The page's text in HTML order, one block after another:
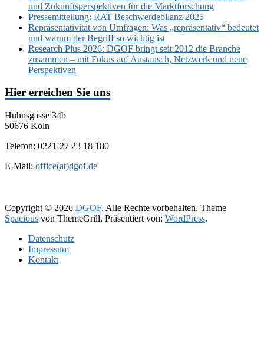
und Zukunftsperspektiven für die Marktforschung
Pressemitteilung: RAT Beschwerdebilanz 2025
Repräsentativität von Umfragen: Was „repräsentativ“ bedeutet
und warum der Begriff so wichtig ist
Research Plus 2026: DGOF bringt seit 2012 die Branche
zusammen – mit Fokus auf Austausch, Netzwerk und neue
Perspektiven
Hier erreichen Sie uns
Huhnsgasse 34b
50676 Köln
Telefon: 0221-27 23 18 180
E-Mail: office(at)dgof.de
Copyright © 2026 DGOF. Alle Rechte vorbehalten. Theme
Spacious von ThemeGrill. Präsentiert von: WordPress.
Daten­schutz­
Impressum
Kontakt